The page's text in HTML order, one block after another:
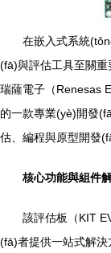
在嵌入式系統
(fā)與評估工具至關
瑞薩電子（Renesas
的一款專業(yè)開發
估、編程與原型開發
核心功能與組件
該評估板（KIT
(fā)者提供一站式解決